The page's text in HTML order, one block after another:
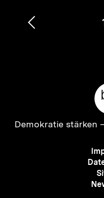
Vorherigen
Zur
Demokratie stärken